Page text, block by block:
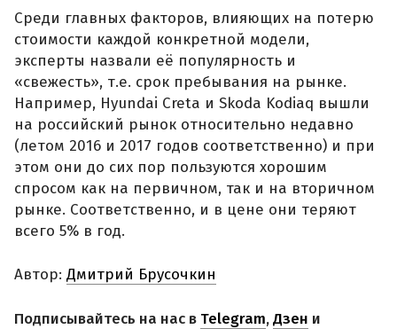
Среди главных факторов, влияющих на потерю
стоимости каждой конкретной модели,
эксперты назвали её популярность и
«свежесть», т.е. срок пребывания на рынке.
Например, Hyundai Creta и Skoda Kodiaq вышли
на российский рынок относительно недавно
(летом 2016 и 2017 годов соответственно) и при
этом они до сих пор пользуются хорошим
спросом как на первичном, так и на вторичном
рынке. Соответственно, и в цене они теряют
всего 5% в год.
Автор: Дмитрий Брусочкин
Подписывайтесь на нас в Telegram,Дзен и